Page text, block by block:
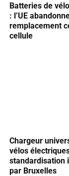
Batteries de
: l’UE
remplacement
cellule
Chargeur
vélos
standardisation
par Bruxelles